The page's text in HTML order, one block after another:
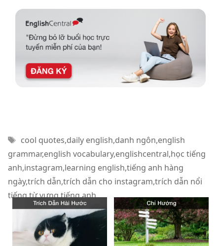
Thẻ
cool quotes,daily english,danh ngôn,english
grammar,english vocabulary,englishcentral,học tiếng
anh,instagram,learning english,tiếng anh hàng
ngày,trích dẫn,trích dẫn cho instagram,trích dẫn nổi
tiếng,từ vựng tiếng anh